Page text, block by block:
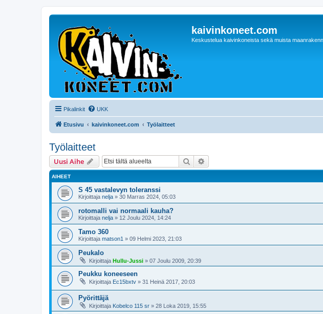
kaivinkoneet.com
Keskustelua kaivinkoneista sekä muista
Pikalinkit UKK
Etusivu kaivinkoneet.com Työlaitteet
Työlaitteet
Uusi Aihe Etsi
AIHEET
S 45 vastalevyn toleranssi
Kirjoittaja nelja » 30 Marras 2024, 05:03
rotomalli vai normaali kauha?
Kirjoittaja nelja » 12 Joulu 2024, 14:24
Tamo 360
Kirjoittaja matson1 » 09 Helmi 2023, 21:03
Peukalo
Kirjoittaja Hullu-Jussi » 07 Joulu 2009, 20:39
Peukku koneeseen
Kirjoittaja Ec15bxtv » 31 Heinä 2017, 20:03
Pyörittäjä
Kirjoittaja Kobelco 115 sr » 28 Loka 2019, 15:55